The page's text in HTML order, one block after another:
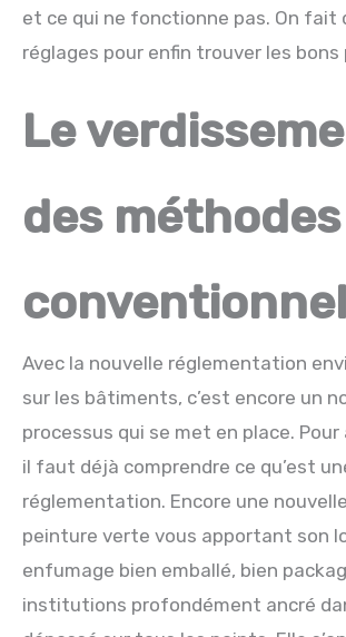
et ce qui ne fonctionne pas. On fait
réglages pour enfin trouver les
Le
des méthodes
Avec la nouvelle réglementation
sur les bâtiments, c’est encore un
processus qui se met en place. Pour
il faut déjà comprendre ce qu’est
réglementation. Encore une
peinture verte vous apportant son
enfumage bien emballé, bien
institutions profondément ancré